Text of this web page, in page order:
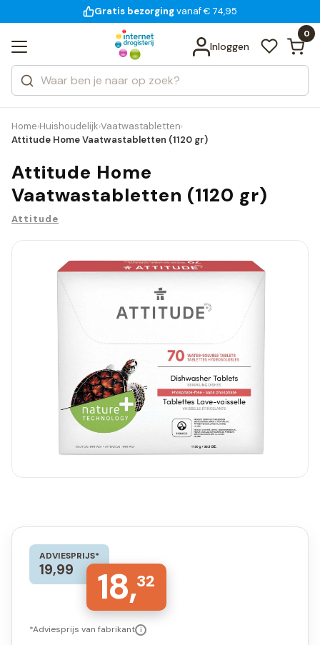
voor 18:00 uur besteld
Gratis bezorgingvanaf € 74,95
14 dagen bedenktijd
Inloggen
0
Zoeken
Categorieën
Merken
Bekijk alle resultaten
Home›Huishoudelijk›Vaatwastabletten›
Attitude Home Vaatwastabletten (1120 gr)
Attitude Home
Vaatwastabletten (1120 gr)
Attitude
ADVIESPRIJS*
19,99 18,32
*Adviesprijs van fabrikant i